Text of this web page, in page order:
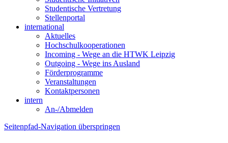
Studentische Vertretung
Stellenportal
international
Aktuelles
Hochschulkooperationen
Incoming - Wege an die HTWK Leipzig
Outgoing - Wege ins Ausland
Förderprogramme
Veranstaltungen
Kontaktpersonen
intern
An-/Abmelden
Seitenpfad-Navigation überspringen